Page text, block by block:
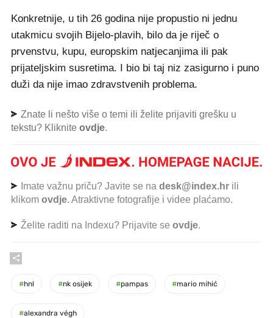
Konkretnije, u tih 26 godina nije propustio ni jednu
utakmicu svojih Bijelo-plavih, bilo da je riječ o
prvenstvu, kupu, europskim natjecanjima ili pak
prijateljskim susretima. I bio bi taj niz zasigurno i puno
duži da nije imao zdravstvenih problema.
Znate li nešto više o temi ili želite prijaviti grešku u
tekstu? Kliknite ovdje.
Imate važnu priču? Javite se na desk@index.hr ili
klikom ovdje. Atraktivne fotografije i videe plaćamo.
Želite raditi na Indexu? Prijavite se ovdje.
#hnl #nk osijek #pampas #mario mihić
#alexandra végh